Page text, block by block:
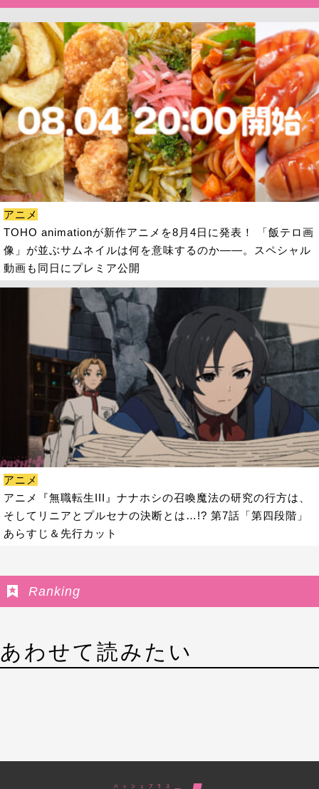
アニメ
TOHO animationが新作アニメを8月4日に発表！ 「飯テロ画
像」が並ぶサムネイルは何を意味するのか――。スペシャル
動画も同日にプレミア公開
アニメ
アニメ『無職転生III』ナナホシの召喚魔法の研究の行方は、
そしてリニアとプルセナの決断とは…!? 第7話「第四段階」
あらすじ＆先行カット
Ranking
あわせて読みたい